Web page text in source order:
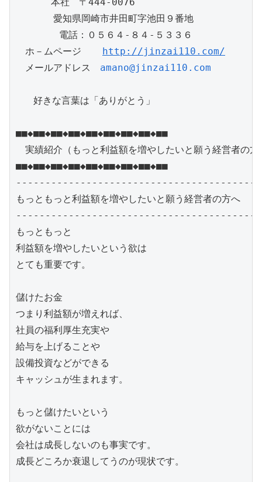
      本社　〒444-0076
愛知県岡崎市井田町字池田９番地
電話：０５６４-８４-５３３６
ホ－ムページ
http://jinzai110.com/
メールアドレス amano@jinzai110.com
   好きな言葉は「ありがとう」
■■◆■■◆■■◆■■◆■■◆■■◆■■◆■■◆■■
実績紹介（もっと利益額を増やしたいと願う経営者の方
■■◆■■◆■■◆■■◆■■◆■■◆■■◆■■◆■■
もっともっと利益額を増やしたいと願う経営者の方へ
もっともっと
利益額を増やしたいという欲は
とても重要です。
儲けたお金
つまり利益額が増えれば、
社員の福利厚生充実や
給与を上げることや
設備投資などができる
キャッシュが生まれます。
もっと儲けたいという
欲がないことには
会社は成長しないのも事実です。
成長どころか衰退してうのが現状です。